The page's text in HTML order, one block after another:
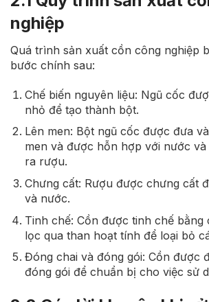
nghiệp
Quá trình sản xuất cồn công nghiệp
bước chính sau:
Chế biến nguyên liệu: Ngũ cốc
nhỏ để tạo thành bột.
Lên men: Bột ngũ cốc được đưa
men và được hỗn hợp với nước và
ra rượu.
Chưng cất: Rượu được chưng cất
và nước.
Tinh chế: Cồn được tinh chế bằng
lọc qua than hoạt tính để loại bỏ
Đóng chai và đóng gói: Cồn được
đóng gói để chuẩn bị cho việc sử